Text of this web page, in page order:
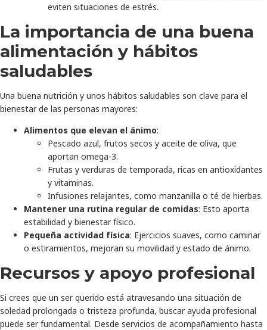
eviten situaciones de estrés.
La importancia de una buena
alimentación y hábitos
saludables
Una buena nutrición y unos hábitos saludables son clave para el
bienestar de las personas mayores:
Alimentos que elevan el ánimo:
Pescado azul, frutos secos y aceite de oliva, que
aportan omega-3.
Frutas y verduras de temporada, ricas en antioxidantes
y vitaminas.
Infusiones relajantes, como manzanilla o té de hierbas.
Mantener una rutina regular de comidas: Esto aporta
estabilidad y bienestar físico.
Pequeña actividad física: Ejercicios suaves, como caminar
o estiramientos, mejoran su movilidad y estado de ánimo.
Recursos y apoyo profesional
Si crees que un ser querido está atravesando una situación de
soledad prolongada o tristeza profunda, buscar ayuda profesional
puede ser fundamental. Desde servicios de acompañamiento hasta